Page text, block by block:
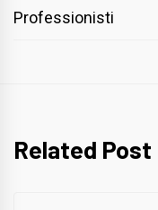
Professionisti
Related Post